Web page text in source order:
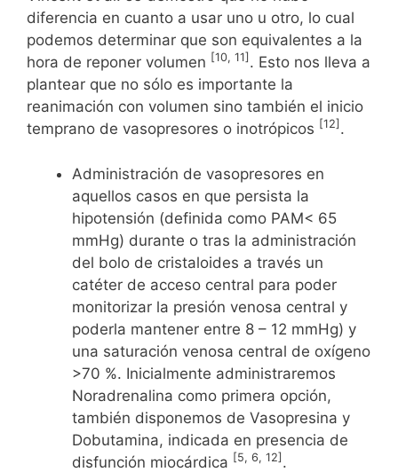
diferencia en cuanto a usar uno u otro, lo cual
podemos determinar que son equivalentes a la
hora de reponer volumen [10, 11] . Esto nos lleva a
plantear que no sólo es importante la
reanimación con volumen sino también el inicio
temprano de vasopresores o inotrópicos [12] .
Administración de vasopresores en
aquellos casos en que persista la
hipotensión (definida como PAM< 65
mmHg) durante o tras la administración
del bolo de cristaloides a través un
catéter de acceso central para poder
monitorizar la presión venosa central y
poderla mantener entre 8 – 12 mmHg) y
una saturación venosa central de oxígeno
>70 %. Inicialmente administraremos
Noradrenalina como primera opción,
también disponemos de Vasopresina y
Dobutamina, indicada en presencia de
disfunción miocárdica [5, 6, 12] .